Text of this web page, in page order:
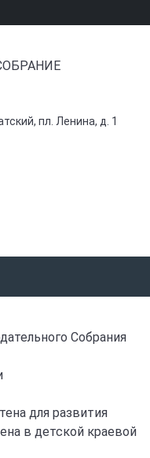
пл. Ленина, д. 1
Собрания
для развития
в детской краевой